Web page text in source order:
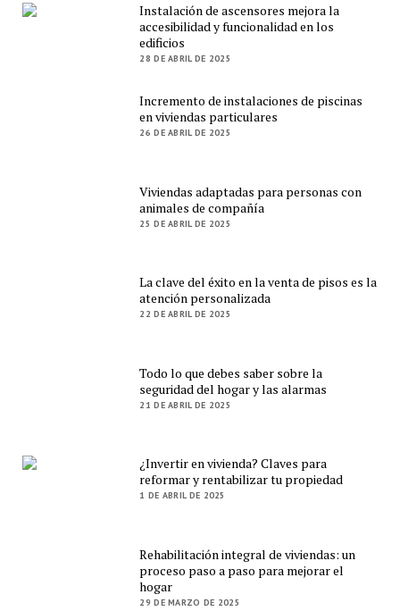
Instalación de ascensores mejora la
accesibilidad y funcionalidad en los
edificios
28 DE ABRIL DE 2025
Incremento de instalaciones de piscinas
en viviendas particulares
26 DE ABRIL DE 2025
Viviendas adaptadas para personas con
animales de compañía
25 DE ABRIL DE 2025
La clave del éxito en la venta de pisos es la
atención personalizada
22 DE ABRIL DE 2025
Todo lo que debes saber sobre la
seguridad del hogar y las alarmas
21 DE ABRIL DE 2025
¿Invertir en vivienda? Claves para
reformar y rentabilizar tu propiedad
1 DE ABRIL DE 2025
Rehabilitación integral de viviendas: un
proceso paso a paso para mejorar el
hogar
29 DE MARZO DE 2025